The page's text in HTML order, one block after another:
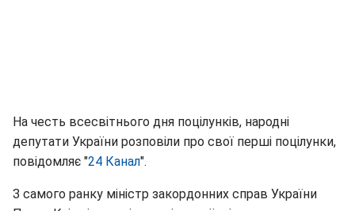
На честь всесвітнього дня поцілунків, народні
депутати України розповіли про свої перші поцілунки,
повідомляє "24 Канал".
З самого ранку міністр закордонних справ України